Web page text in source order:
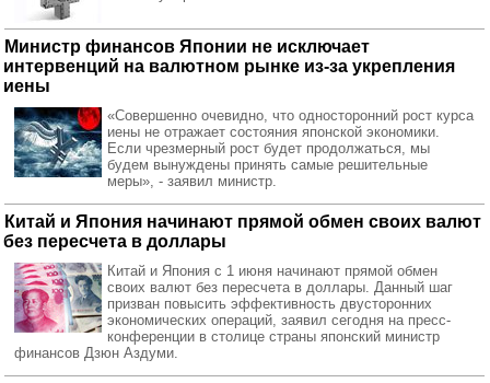
Министр финансов Японии не исключает
интервенций на валютном рынке из-за укрепления
иены
«Совершенно очевидно, что односторонний рост курса
иены не отражает состояния японской экономики.
Если чрезмерный рост будет продолжаться, мы
будем вынуждены принять самые решительные
меры», - заявил министр.
Китай и Япония начинают прямой обмен своих валют
без пересчета в доллары
Китай и Япония с 1 июня начинают прямой обмен
своих валют без пересчета в доллары. Данный шаг
призван повысить эффективность двусторонних
экономических операций, заявил сегодня на пресс-
конференции в столице страны японский министр
финансов Дзюн Аздуми.